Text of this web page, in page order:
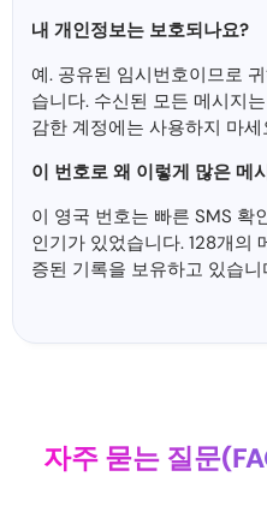
내 개인정보는 보호되나요?
예. 공유된 임시번호이므로
습니다. 수신된 모든 메시지
감한 계정에는 사용하지 마세
이 번호로 왜 이렇게 많은 메
이 영국 번호는 빠른 SMS 확
인기가 있었습니다. 128개의
증된 기록을 보유하고 있습니
자주 묻는 질문